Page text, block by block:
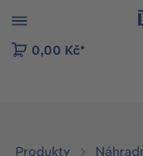
to B2B platform
0,00 Kč*
Produkty